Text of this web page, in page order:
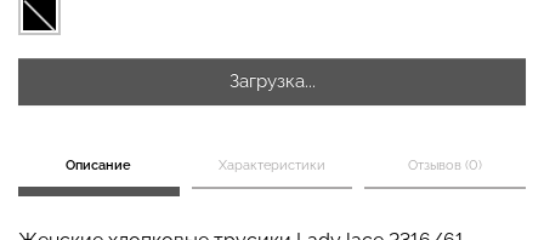
Загрузка...
Описание Характеристики Отзывов (0)
258 грн.